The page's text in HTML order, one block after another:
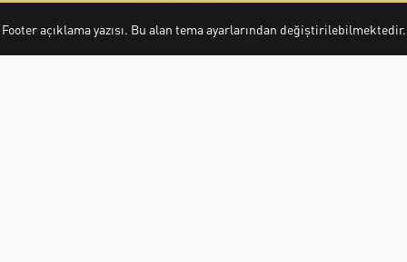
Footer açıklama yazısı. Bu alan tema ayarlarından değiştirilebilmektedir.